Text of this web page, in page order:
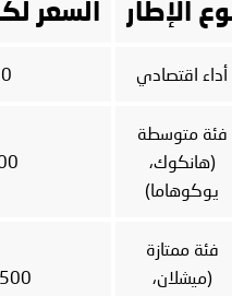
الإطار السعر
أداء اقتصادي
فئة متوسطة
(هانكوك،
يوكوهاما)
فئة ممتازة
(ميشلان،
– 3,000+